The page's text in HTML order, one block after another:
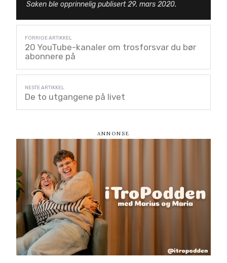
Saken ble opprinnelig publisert 29. mars 2020.
20 YouTube-kanaler om trosforsvar du bør
abonnere på
De to utgangene på livet